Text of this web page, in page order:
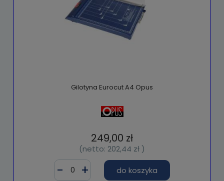
Gilotyna Eurocut A4 Opus
249,00 zł
(netto: 202,44 zł )
do koszyka